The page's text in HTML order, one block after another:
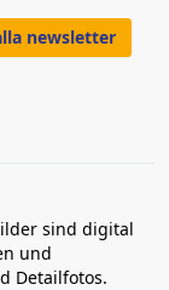
newsletter
sind digital
und
Detailfotos.